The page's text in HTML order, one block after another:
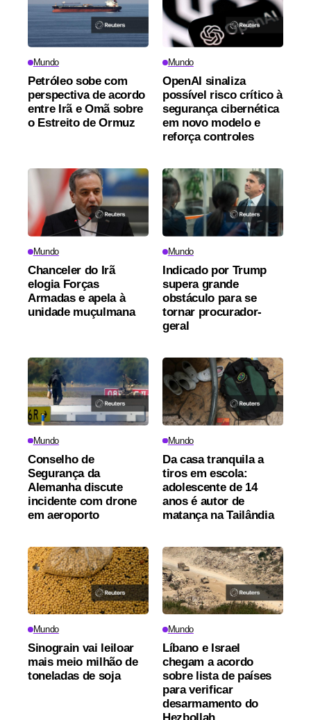
Mundo
Petróleo sobe com
perspectiva de acordo
entre Irã e Omã sobre
o Estreito de Ormuz
Mundo
OpenAI sinaliza
possível risco crítico à
segurança cibernética
em novo modelo e
reforça controles
Mundo
Chanceler do Irã
elogia Forças
Armadas e apela à
unidade muçulmana
Mundo
Indicado por Trump
supera grande
obstáculo para se
tornar procurador-
geral
Mundo
Conselho de
Segurança da
Alemanha discute
incidente com drone
em aeroporto
Mundo
Da casa tranquila a
tiros em escola:
adolescente de 14
anos é autor de
matança na Tailândia
Mundo
Sinograin vai leiloar
mais meio milhão de
toneladas de soja
Mundo
Líbano e Israel
chegam a acordo
sobre lista de países
para verificar
desarmamento do